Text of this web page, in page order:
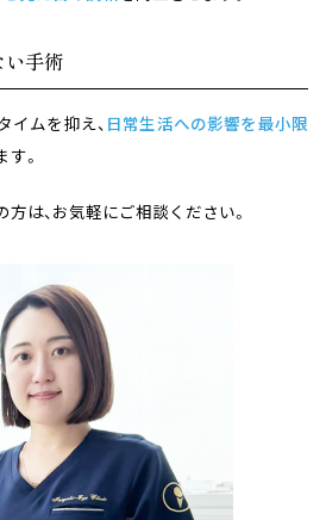
い手術
ムを抑え、 日常生活への影響を最小限
。
は、お気軽にご相談ください。